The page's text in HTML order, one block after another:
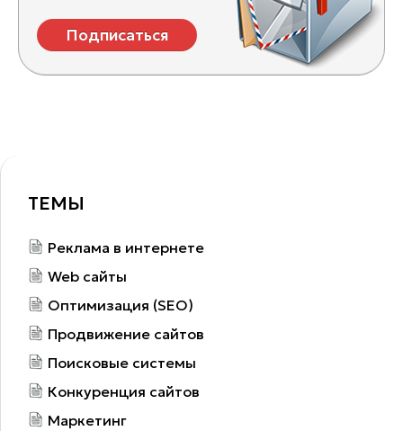
Подписаться
ТЕМЫ
Реклама в интернете
Web сайты
Оптимизация (SEO)
Продвижение сайтов
Поисковые системы
Конкуренция сайтов
Маркетинг